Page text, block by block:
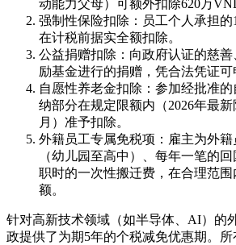
动能力父母）可额外扣除620万
强制性保险扣除：员工个人承担的
在计税前据实全额扣除。
公益捐赠扣除：向政府认证的慈
励基金进行的捐赠，凭合法凭证可
自愿性养老金扣除：参加经批准
纳部分在规定限额内（2026年最
月）准予扣除。
外籍员工专属免税项：雇主为外
（幼儿园至高中）、每年一笔的
职时的一次性搬迁费，在合理范
额。
针对高新技术领域（如半导体、AI）的
政提供了为期5年的个税减免优惠期。